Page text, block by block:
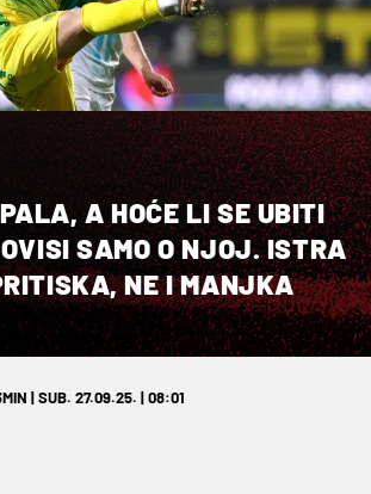
A HOĆE LI SE UBITI
SAMO O NJOJ. ISTRA
NE I MANJKA
| SUB. 27.09.25. | 08:01